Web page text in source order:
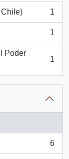
1
1
Poder
1
6